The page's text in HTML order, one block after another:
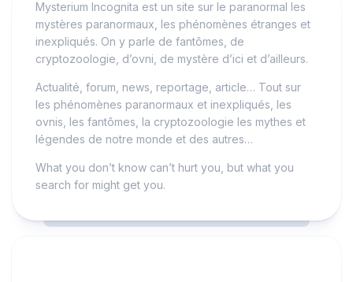
Mysterium Incognita est un site sur le paranormal les
mystères paranormaux, les phénomènes étranges et
inexpliqués. On y parle de fantômes, de
cryptozoologie, d’ovni, de mystère d’ici et d’ailleurs.
Actualité, forum, news, reportage, article… Tout sur
les phénomènes paranormaux et inexpliqués, les
ovnis, les fantômes, la cryptozoologie les mythes et
légendes de notre monde et des autres…
What you don’t know can’t hurt you, but what you
search for might get you.